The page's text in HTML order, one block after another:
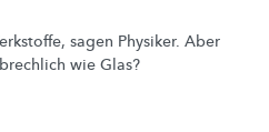
sagen Physiker. Aber
wie Glas?